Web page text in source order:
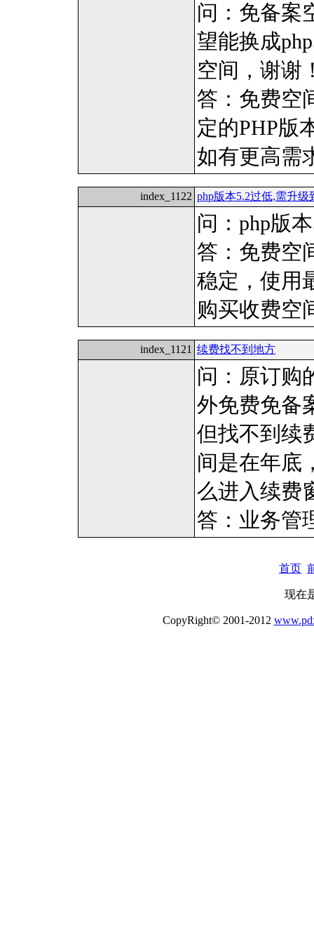
问：免备案
望能换成
空间，谢谢
答：免费空
定的PHP版
如有更高需
index_1122 php版本5.2过低,需升级
问：php版
答：免费空
稳定，使用
购买收费空
index_1121 续费找不到地方
问：原订购
外免费免备
但找不到续
间是在年底
么进入续费
答：业务管
首页
现在
CopyRight© 2001-2012